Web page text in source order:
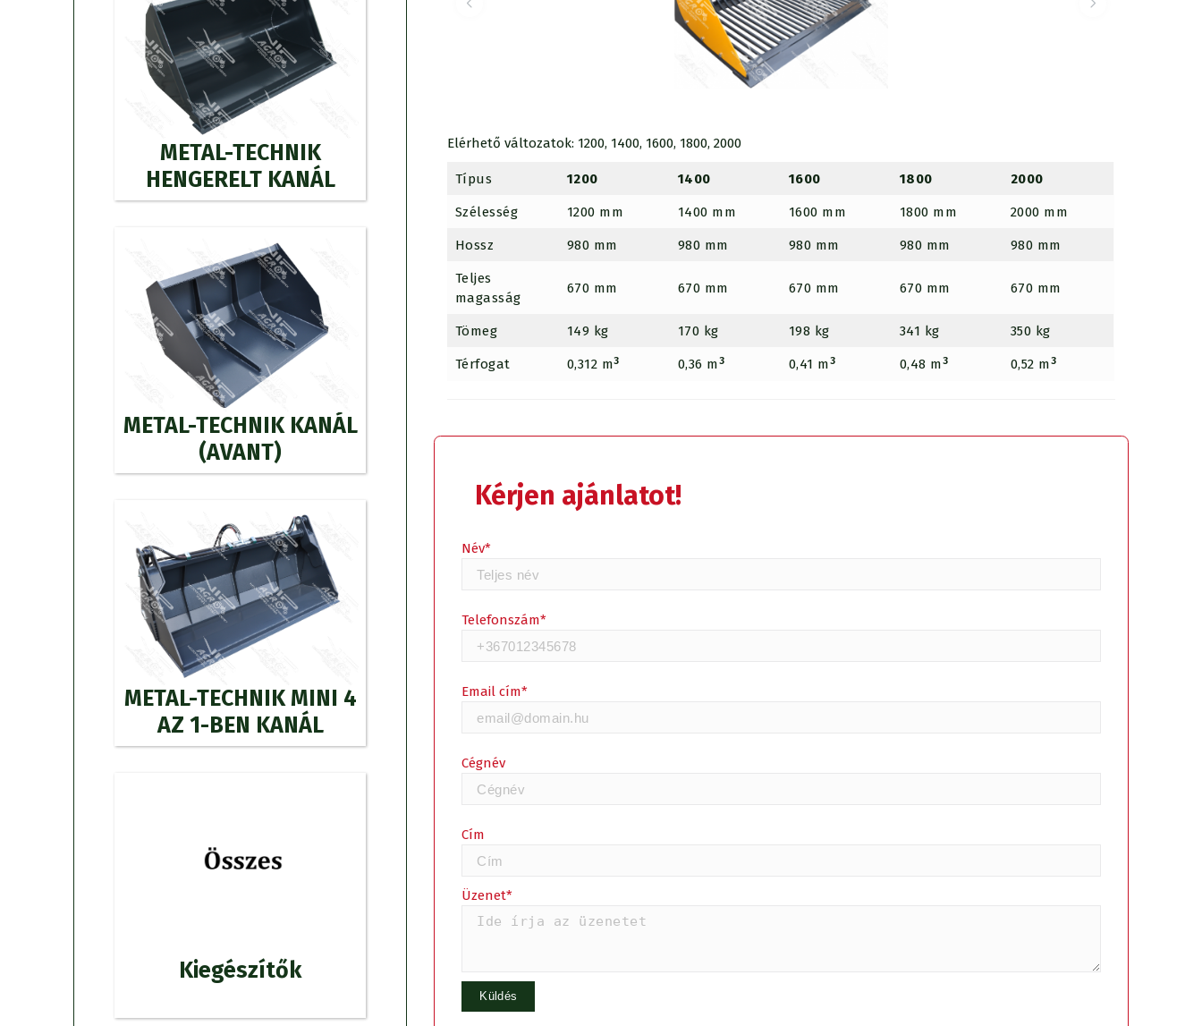
METAL-TECHNIK
HENGERELT KANÁL
METAL-TECHNIK KANÁL
(AVANT)
METAL-TECHNIK MINI 4
AZ 1-BEN KANÁL
Kiegészítők
Elérhető változatok: 1200, 1400, 1600, 1800, 2000
Típus 1200 1400 1600 1800 2000
Szélesség 1200 mm 1400 mm 1600 mm 1800 mm 2000 mm
Hossz 980 mm 980 mm 980 mm 980 mm 980 mm
Teljes
magasság
670 mm 670 mm 670 mm 670 mm 670 mm
Tömeg 149 kg 170 kg 198 kg 341 kg 350 kg
Térfogat 0,312 m3 0,36 m3 0,41 m3 0,48 m3 0,52 m3
Kérjen ajánlatot!
Kérjen ajánlatot!
Név*
Telefonszám*
Email cím*
Cégnév
Cím
Üzenet*